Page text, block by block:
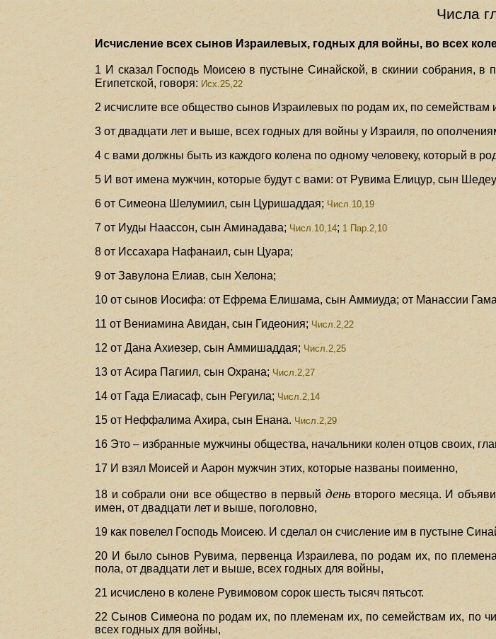
Числа
Исчисление всех сынов Израилевых, годных для войны, во всех
1 И сказал Господь Моисею в пустыне Синайской, в скинии собрания, в
Египетской, говоря: Исх.25,22
2 исчислите все общество сынов Израилевых по родам их, по семействам
3 от двадцати лет и выше, всех годных для войны у Израиля, по
4 с вами должны быть из каждого колена по одному человеку, который в
5 И вот имена мужчин, которые будут с вами: от Рувима Елицур, сын
6 от Симеона Шелумиил, сын Цуришаддая; Числ.10,19
7 от Иуды Наассон, сын Аминадава; Числ.10,14; 1 Пар.2,10
8 от Иссахара Нафанаил, сын Цуара;
9 от Завулона Елиав, сын Хелона;
10 от сынов Иосифа: от Ефрема Елишама, сын Аммиуда; от Манассии
11 от Вениамина Авидан, сын Гидеония; Числ.2,22
12 от Дана Ахиезер, сын Аммишаддая;Числ.2,25
13 от Асира Пагиил, сын Охрана; Числ.2,27
14 от Гада Елиасаф, сын Регуила; Числ.2,14
15 от Неффалима Ахира, сын Енана. Числ.2,29
16 Это – избранные мужчины общества, начальники колен отцов своих,
17 И взял Моисей и Аарон мужчин этих, которые названы поименно,
18 и собрали они все общество в первый день второго месяца. И
имен, от двадцати лет и выше, поголовно,
19 как повелел Господь Моисею. И сделал он счисление им в пустыне
20 И было сынов Рувима, первенца Израилева, по родам их, по
пола, от двадцати лет и выше, всех годных для войны,
21 исчислено в колене Рувимовом сорок шесть тысяч пятьсот.
22 Сынов Симеона по родам их, по племенам их, по семействам их, по
всех годных для войны,